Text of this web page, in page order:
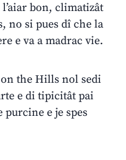
bon, climatizât
no si pues dî che la
e va a madrac vie.
the Hills nol sedi
e di tipicitât pai
e je spes